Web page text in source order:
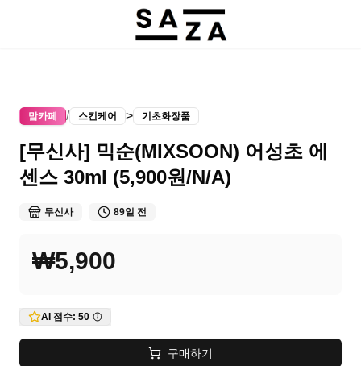
맘카페 / 스킨케어 > 기초화장품
[무신사] 믹순(MIXSOON) 어성초 에
센스 30ml (5,900원/N/A)
무신사 89일 전
₩5,900
AI 점수: 50
구매하기